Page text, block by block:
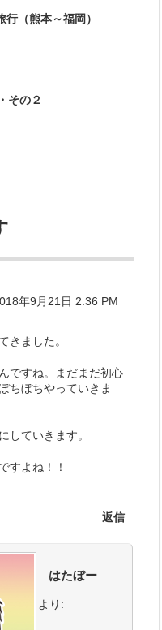
（熊本～福岡）
その２
年9月21日 2:36 PM
きました。
ですね。まだまだ初心
ちぼちやっていきま
していきます。
すよね！！
返信
はたぼー
より: